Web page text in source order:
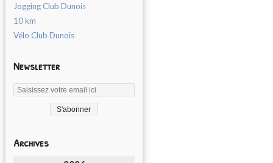
Jogging Club Dunois
10 km
Vélo Club Dunois
Newsletter
Archives